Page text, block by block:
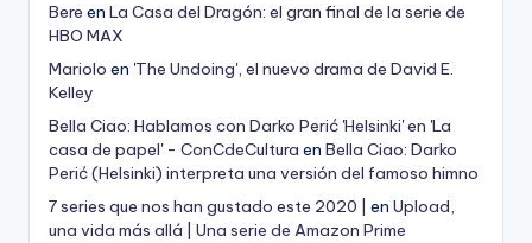
Bere en La Casa del Dragón: el gran final de la serie de
HBO MAX
Mariolo en 'The Undoing', el nuevo drama de David E.
Kelley
Bella Ciao: Hablamos con Darko Perić 'Helsinki' en 'La
casa de papel' - ConCdeCultura en Bella Ciao: Darko
Perić (Helsinki) interpreta una versión del famoso himno
7 series que nos han gustado este 2020 |
en Upload,
una vida más allá | Una serie de Amazon Prime